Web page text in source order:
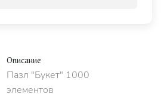
Описание
Пазл "Букет" 1000
элементов